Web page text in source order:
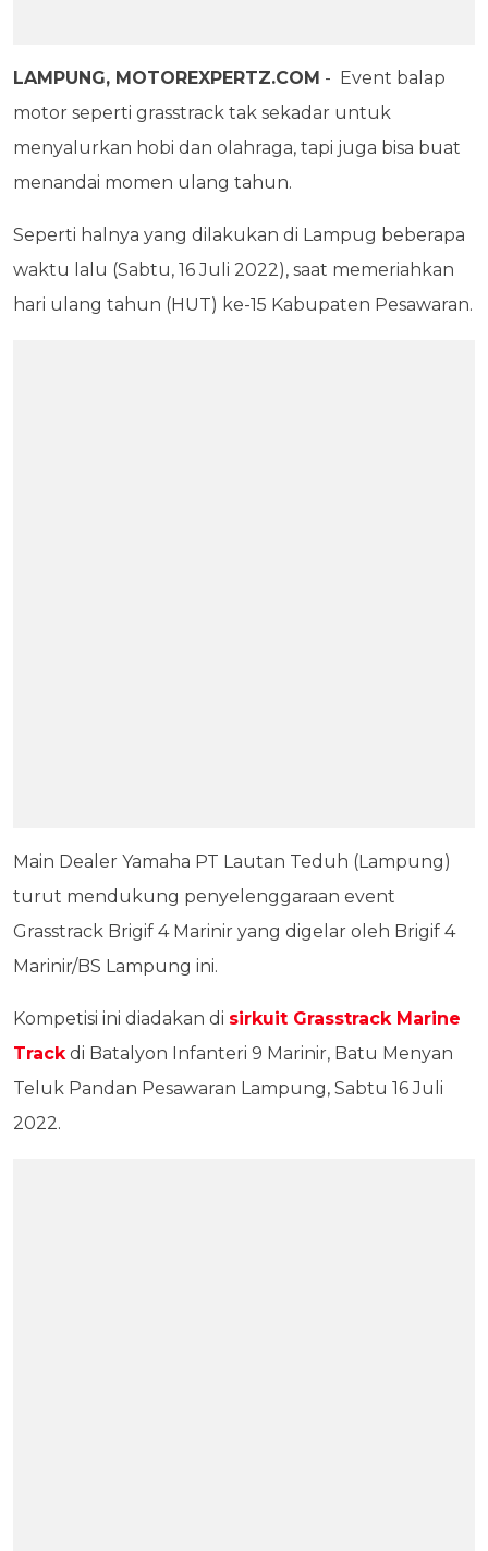
LAMPUNG, MOTOREXPERTZ.COM - Event balap
motor seperti grasstrack tak sekadar untuk
menyalurkan hobi dan olahraga, tapi juga bisa buat
menandai momen ulang tahun.
Seperti halnya yang dilakukan di Lampug beberapa
waktu lalu (Sabtu, 16 Juli 2022), saat memeriahkan
hari ulang tahun (HUT) ke-15 Kabupaten Pesawaran.
Main Dealer Yamaha PT Lautan Teduh (Lampung)
turut mendukung penyelenggaraan event
Grasstrack Brigif 4 Marinir yang digelar oleh Brigif 4
Marinir/BS Lampung ini.
Kompetisi ini diadakan di sirkuit Grasstrack Marine
Trackdi Batalyon Infanteri 9 Marinir, Batu Menyan
Teluk Pandan Pesawaran Lampung, Sabtu 16 Juli
2022.